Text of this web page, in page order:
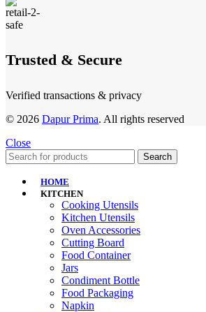
Trusted & Secure
Verified transactions & privacy
© 2026 Dapur Prima. All rights reserved
Close
Search
HOME
KITCHEN
Cooking Utensils
Kitchen Utensils
Oven Accessories
Cutting Board
Food Container
Jars
Condiment Bottle
Food Packaging
Napkin